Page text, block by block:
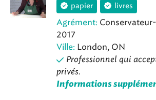
papier livres
Agrément:
2017
Ville: London, ON
Professionnel qui
privés.
Informations